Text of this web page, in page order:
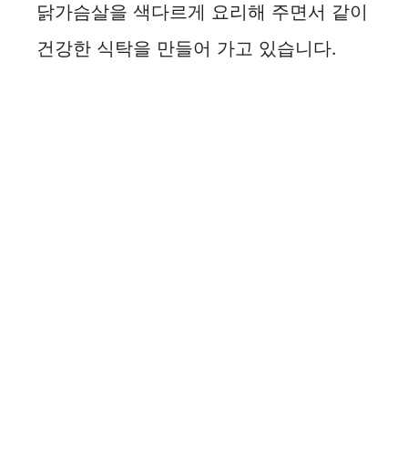
닭가슴살을 색다르게 요리해 주면서 같이
건강한 식탁을 만들어 가고 있습니다.